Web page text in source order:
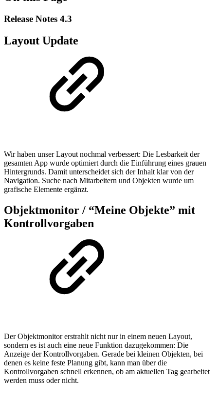
Release Notes 4.3
Layout Update
Wir haben unser Layout nochmal verbessert: Die Lesbarkeit der
gesamten App wurde optimiert durch die Einführung eines grauen
Hintergrunds. Damit unterscheidet sich der Inhalt klar von der
Navigation. Suche nach Mitarbeitern und Objekten wurde um
grafische Elemente ergänzt.
Objektmonitor / “Meine Objekte” mit
Kontrollvorgaben
Der Objektmonitor erstrahlt nicht nur in einem neuen Layout,
sondern es ist auch eine neue Funktion dazugekommen: Die
Anzeige der Kontrollvorgaben. Gerade bei kleinen Objekten, bei
denen es keine feste Planung gibt, kann man über die
Kontrollvorgaben schnell erkennen, ob am aktuellen Tag gearbeitet
werden muss oder nicht.